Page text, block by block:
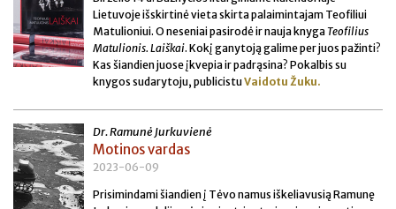
Lietuvoje išskirtinė vieta skirta palaimintajam Teofiliui
Matulioniui. O neseniai pasirodė ir nauja knygaTeofilius
Matulionis. Laiškai. Kokį ganytoją galime per juos pažinti?
Kas šiandien juose įkvepia ir padrąsina? Pokalbis su
knygos sudarytoju, publicistuVaidotu Žuku.
Dr. Ramunė Jurkuvienė
Motinos vardas
2023-06-09
Prisimindami šiandien į Tėvo namus iškeliavusią Ramunę